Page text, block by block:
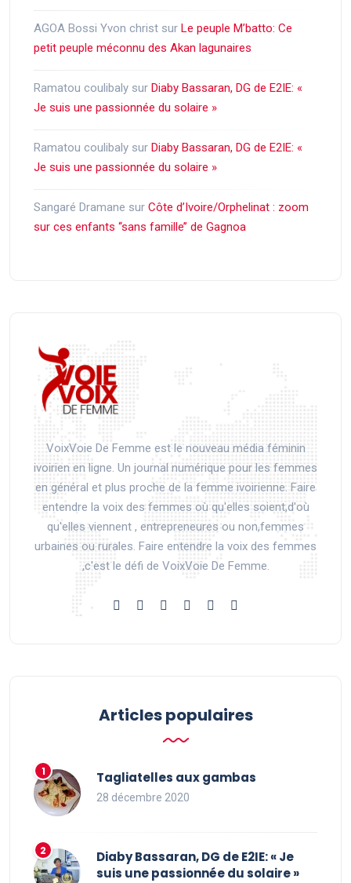
AGOA Bossi Yvon christ sur Le peuple M’batto: Ce
petit peuple méconnu des Akan lagunaires
Ramatou coulibaly sur Diaby Bassaran, DG de E2IE: «
Je suis une passionnée du solaire »
Ramatou coulibaly sur Diaby Bassaran, DG de E2IE: «
Je suis une passionnée du solaire »
Sangaré Dramane sur Côte d’Ivoire/Orphelinat : zoom
sur ces enfants ‘‘sans famille’’ de Gagnoa
VoixVoie De Femme est le nouveau média féminin
ivoirien en ligne. Un journal numérique pour les femmes
en général et plus proche de la femme ivoirienne. Faire
entendre la voix des femmes où qu'elles soient,d'où
qu'elles viennent , entrepreneures ou non,femmes
urbaines ou rurales. Faire entendre la voix des femmes
,c'est le défi de VoixVoie De Femme.
Articles populaires
Tagliatelles aux gambas
28 décembre 2020
Diaby Bassaran, DG de E2IE: « Je
suis une passionnée du solaire »